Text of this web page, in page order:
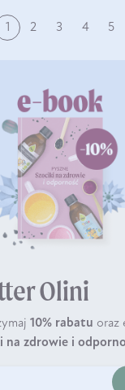
1 2 3 4 5
Olini
10% rabatu oraz
na zdrowie i